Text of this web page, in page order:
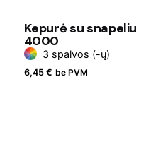
Kepurė su snapeliu
4000
3 spalvos (-ų)
6,45 € be PVM